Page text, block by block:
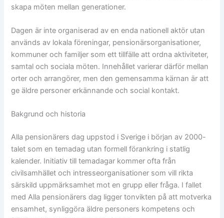
skapa möten mellan generationer.
Dagen är inte organiserad av en enda nationell aktör utan
används av lokala föreningar, pensionärsorganisationer,
kommuner och familjer som ett tillfälle att ordna aktiviteter,
samtal och sociala möten. Innehållet varierar därför mellan
orter och arrangörer, men den gemensamma kärnan är att
ge äldre personer erkännande och social kontakt.
Bakgrund och historia
Alla pensionärers dag uppstod i Sverige i början av 2000-
talet som en temadag utan formell förankring i statlig
kalender. Initiativ till temadagar kommer ofta från
civilsamhället och intresseorganisationer som vill rikta
särskild uppmärksamhet mot en grupp eller fråga. I fallet
med Alla pensionärers dag ligger tonvikten på att motverka
ensamhet, synliggöra äldre personers kompetens och